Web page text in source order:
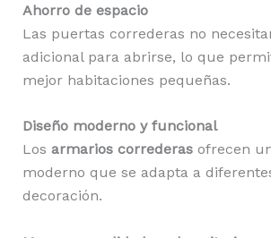
Ahorro de espacio
Las puertas correderas no
adicional para abrirse, lo que
mejor habitaciones pequeñas.
Diseño moderno y funcional
Los armarios correderasofrecen
moderno que se adapta a
decoración.